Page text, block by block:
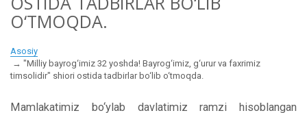
O‘TMOQDA.
Asosiy
"Milliy bayrog‘imiz 32 yoshda! Bayrog‘imiz, g‘urur va faxrimiz
timsolidir" shiori ostida tadbirlar bo‘lib o‘tmoqda.
Mamlakatimiz bo‘ylab davlatimiz ramzi hisoblangan